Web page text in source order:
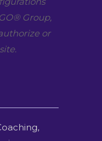
Group,
or